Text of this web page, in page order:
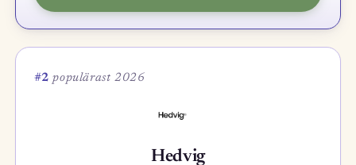
#2 populärast 2026
Hedvig